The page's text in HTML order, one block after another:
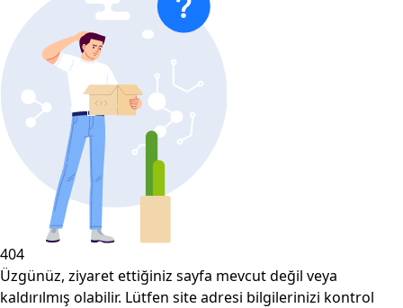
404
Üzgünüz, ziyaret ettiğiniz sayfa mevcut değil veya
kaldırılmış olabilir. Lütfen site adresi bilgilerinizi kontrol